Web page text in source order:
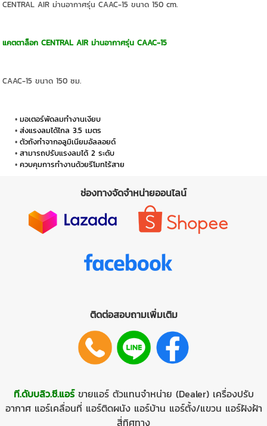
CENTRAL AIR ม่านอากาศรุ่น CAAC-15 ขนาด 150 cm.
แคตตาล็อก CENTRAL AIR ม่านอากาศรุ่น CAAC-15
CAAC-15 ขนาด 150 ซม.
มอเตอร์พัดลมทำงานเงียบ
ส่งแรงลมได้ไกล 3.5 เมตร
ตัวถังทำจากอลูมิเนียมอัลลอยด์
สามารถปรับแรงลมได้ 2 ระดับ
ควบคุมการทำงานด้วยรีโมทไร้สาย
ช่องทางจัดจำหน่ายออนไลน์
ติดต่อสอบถามเพิ่มเติม
ที.ดับบลิว.ซี.แอร์ ขายแอร์ตัวแทนจำหน่าย (Dealer) เครื่องปรับ
อากาศ แอร์เคลื่อนที่ แอร์ติดผนังแอร์บ้าน แอร์ตั้ง/แขวน แอร์ฝังฝ้า
สี่ทิศทาง